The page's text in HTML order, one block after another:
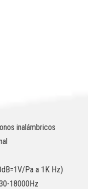
inalámbricos
Pa a 1K Hz)
18000Hz